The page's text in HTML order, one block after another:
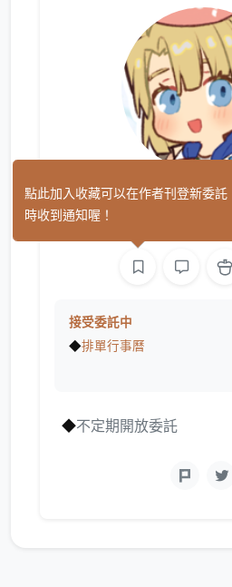
Tachi
接受委託中
◆排單行事曆
◆不定期開放委託
點此加入收藏可以在作者刊登新委託
時收到通知喔！